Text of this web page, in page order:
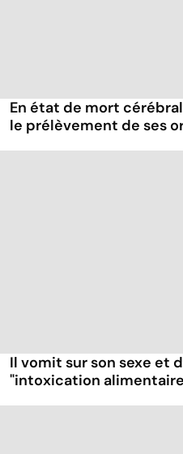
En état de mort
le prélèvement de ses
Il vomit sur son sexe et
"intoxication